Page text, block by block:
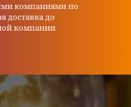
компаниями по
доставка до
компании